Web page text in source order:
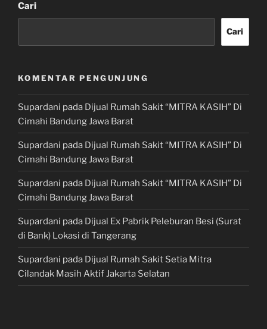
Cari
Cari
KOMENTAR PENGUNJUNG
Supardani pada Dijual Rumah Sakit “MITRA KASIH” Di
Cimahi Bandung Jawa Barat
Supardani pada Dijual Rumah Sakit “MITRA KASIH” Di
Cimahi Bandung Jawa Barat
Supardani pada Dijual Rumah Sakit “MITRA KASIH” Di
Cimahi Bandung Jawa Barat
Supardani pada Dijual Ex Pabrik Peleburan Besi (Surat
di Bank) Lokasi di Tangerang
Supardani pada Dijual Rumah Sakit Setia Mitra
Cilandak Masih Aktif Jakarta Selatan